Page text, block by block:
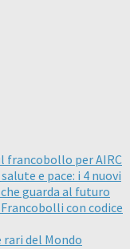
francobollo per AIRC
e pace: i 4 nuovi
guarda al futuro
con codice
del Mondo